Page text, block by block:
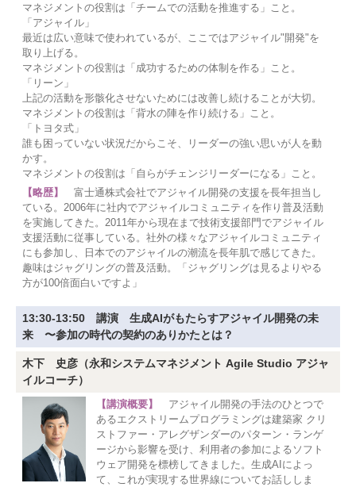
マネジメントの役割は「チームでの活動を推進する」こと。
「アジャイル」
最近は広い意味で使われているが、ここではアジャイル"開発"を
取り上げる。
マネジメントの役割は「成功するための体制を作る」こと。
「リーン」
上記の活動を形骸化させないためには改善し続けることが大切。
マネジメントの役割は「背水の陣を作り続ける」こと。
「トヨタ式」
誰も困っていない状況だからこそ、リーダーの強い思いが人を動
かす。
マネジメントの役割は「自らがチェンジリーダーになる」こと。
【略歴】
富士通株式会社でアジャイル開発の支援を長年担当し
ている。2006年に社内でアジャイルコミュニティを作り普及活動
を実施してきた。2011年から現在まで技術支援部門でアジャイル
支援活動に従事している。社外の様々なアジャイルコミュニティ
にも参加し、日本でのアジャイルの潮流を長年肌で感じてきた。
趣味はジャグリングの普及活動。「ジャグリングは見るよりやる
方が100倍面白いですよ」
13:30-13:50 講演 生成AIがもたらすアジャイル開発の未
来 〜参加の時代の契約のありかたとは？
木下 史彦（永和システムマネジメント Agile Studio アジャ
イルコーチ）
【講演概要】
アジャイル開発の手法のひとつで
あるエクストリームプログラミングは建築家 クリ
ストファー・アレグザンダーのパターン・ランゲ
ージから影響を受け、利用者の参加によるソフト
ウェア開発を標榜してきました。生成AIによっ
て、これが実現する世界線についてお話ししま